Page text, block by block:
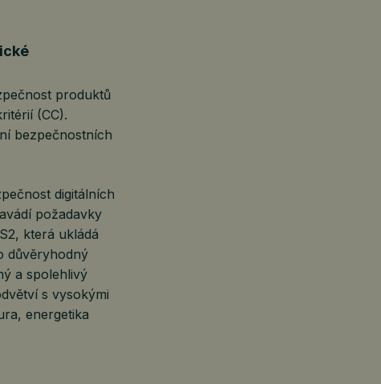
produktů
(CC).
bezpečnostních
digitálních
požadavky
která ukládá
důvěryhodný
a spolehlivý
s vysokými
energetika